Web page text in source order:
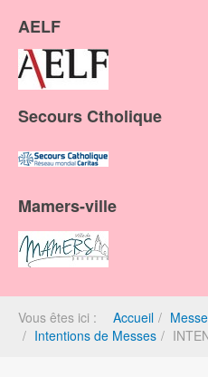
AELF
Secours Ctholique
Mamers-ville
Vous êtes ici : Accueil
Intentions de Messes